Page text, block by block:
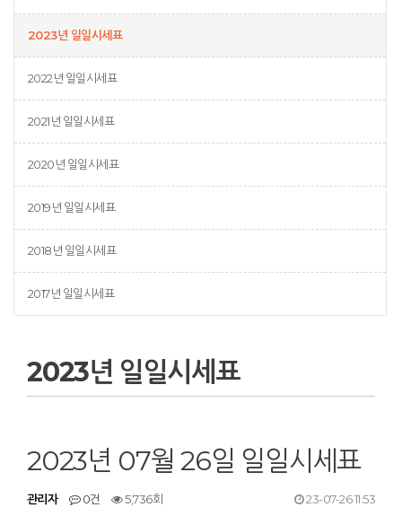
2023년 일일시세표
2022년 일일시세표
2021년 일일시세표
2020년 일일시세표
2019년 일일시세표
2018년 일일시세표
2017년 일일시세표
2023년 일일시세표
2023년 07월 26일 일일시세표
관리자 0건 5,736회 23-07-26 11:53